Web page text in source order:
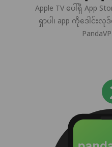
Apple TV ပေါ်ရှိ App
ရှာပါ၊ app ကိုဒေါင်း